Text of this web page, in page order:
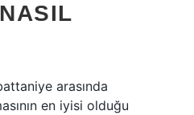
arasında
en iyisi olduğu